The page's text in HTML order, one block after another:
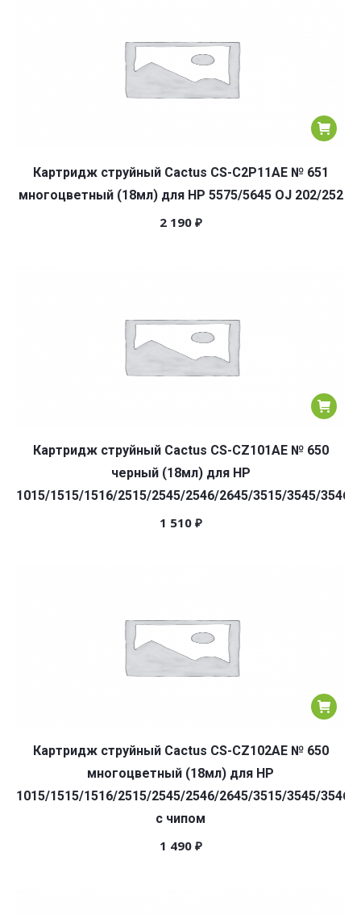
Картридж струйный Cactus CS-C2P11AE № 651
многоцветный (18мл) для HP 5575/5645 OJ 202/252
2 190 ₽
Картридж струйный Cactus CS-CZ101AE № 650
черный (18мл) для HP
1015/1515/1516/2515/2545/2546/2645/3515/3545/3546/
1 510 ₽
Картридж струйный Cactus CS-CZ102AE № 650
многоцветный (18мл) для HP
1015/1515/1516/2515/2545/2546/2645/3515/3545/3546/
с чипом
1 490 ₽